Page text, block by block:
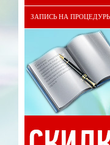
ЗАПИСЬ НА